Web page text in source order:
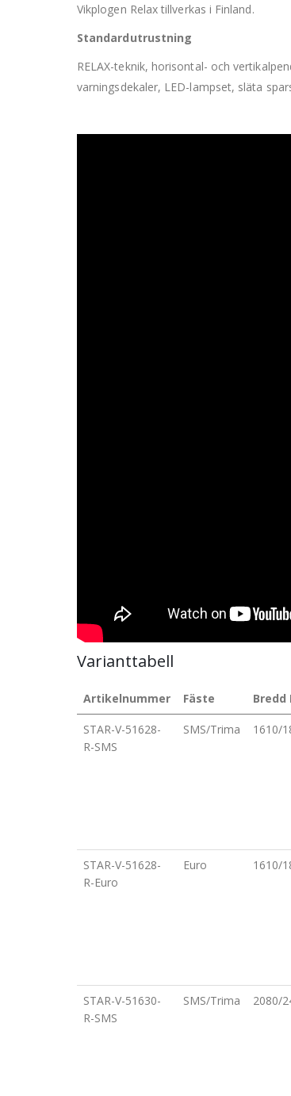
Vikplogen Relax tillverkas i Finland.
Standardutrustning
RELAX-teknik, horisontal- och
varningsdekaler, LED-lampset, släta
Varianttabell
Artikelnummer Fäste Bredd
STAR-V-51628-
R-SMS
SMS/Trima 1610/
STAR-V-51628-
R-Euro
Euro 1610/
STAR-V-51630-
R-SMS
SMS/Trima 2080/